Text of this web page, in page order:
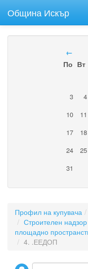
Община Искър
←
По Вт
3
4
10
11
17
18
24
25
31
Профил на купувача
Строителен
площадно
4. .ЕЕДОП